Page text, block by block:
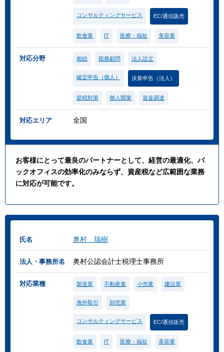
コンサルティングサービス EC/通信販売
飲食業 IT 医療・福祉 美容業
対応分野 相続 税務顧問 法人設立
確定申告（個人） 決算申告（法人）
節税対策 個人開業 資金調達
対応エリア 全国
お客様にとって最良のパートナーとして、経営の最適化、バ
ックオフィスの効率化のみならず、資産税など広範囲な業務
に対応が可能です。
氏名 奥村 瑞樹
法人・事務所名 奥村公認会計士税理士事務所
対応業種 製造業 不動産業 小売業 建設業
海外取引 卸売業
コンサルティングサービス EC/通信販売
飲食業 IT 医療・福祉 美容業